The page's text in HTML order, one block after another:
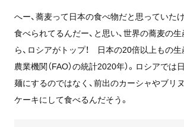
へー、蕎麦って日本の食べ物だと思っていた
食べられてるんだー、と思い、世界の蕎麦の
ら、ロシアがトップ！ 日本の20倍以上もの生
農業機関（FAO）の統計2020年）。ロシアでは
麺にするのではなく、前出のカーシャやブリ
ケーキにして食べるんだそう。